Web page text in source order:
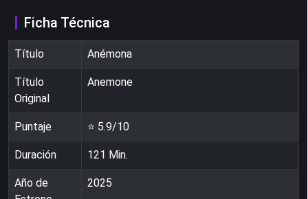
Ficha Técnica
Título Anémona
Título
Original
Anemone
Puntaje ⭐ 5.9/10
Duración 121 Min.
Año de
2025